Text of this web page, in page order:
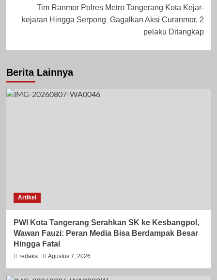
2025
Tim Ranmor Polres Metro Tangerang Kota Kejar-
kejaran Hingga Serpong Gagalkan Aksi Curanmor, 2
pelaku Ditangkap
Berita Lainnya
Artikel
PWI Kota Tangerang Serahkan SK ke Kesbangpol,
Wawan Fauzi: Peran Media Bisa Berdampak Besar
Hingga Fatal
redaksi Agustus 7, 2026